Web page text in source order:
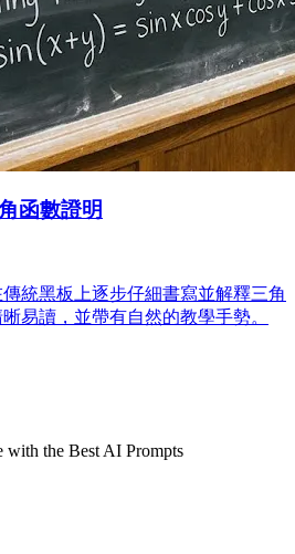
函數證明
統黑板上逐步仔細書寫並解釋三角
易讀，並帶有自然的教學手勢。
with the Best AI Prompts